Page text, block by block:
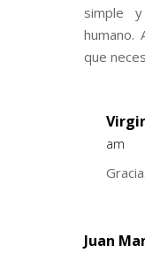
simple
humano.
que
am
Juan